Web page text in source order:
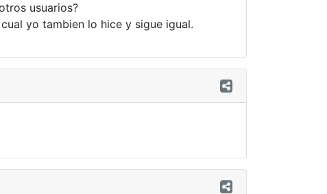
usuarios?
yo tambien lo hice y sigue igual.